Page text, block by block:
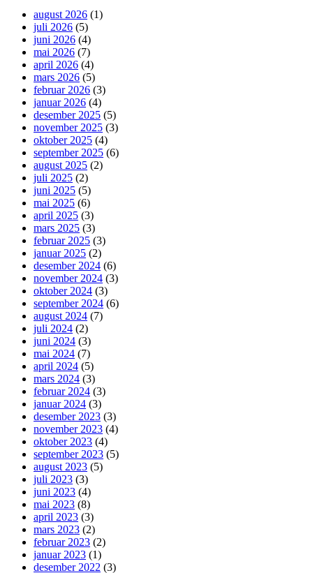
august 2026 (1)
juli 2026 (5)
juni 2026 (4)
mai 2026 (7)
april 2026 (4)
mars 2026 (5)
februar 2026 (3)
januar 2026 (4)
desember 2025 (5)
november 2025 (3)
oktober 2025 (4)
september 2025 (6)
august 2025 (2)
juli 2025 (2)
juni 2025 (5)
mai 2025 (6)
april 2025 (3)
mars 2025 (3)
februar 2025 (3)
januar 2025 (2)
desember 2024 (6)
november 2024 (3)
oktober 2024 (3)
september 2024 (6)
august 2024 (7)
juli 2024 (2)
juni 2024 (3)
mai 2024 (7)
april 2024 (5)
mars 2024 (3)
februar 2024 (3)
januar 2024 (3)
desember 2023 (3)
november 2023 (4)
oktober 2023 (4)
september 2023 (5)
august 2023 (5)
juli 2023 (3)
juni 2023 (4)
mai 2023 (8)
april 2023 (3)
mars 2023 (2)
februar 2023 (2)
januar 2023 (1)
desember 2022 (3)